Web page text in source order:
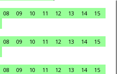
08 09 10 11 12 13 14
15
08 09 10 11 12 13 14
15
08 09 10 11 12 13 14
15